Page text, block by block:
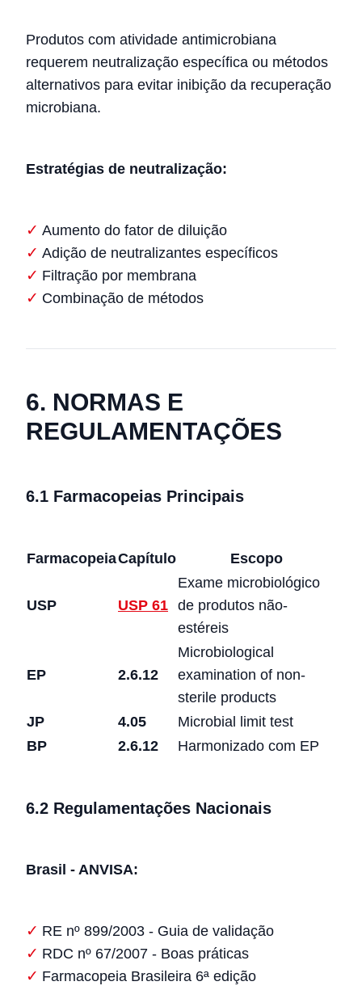
Produtos com atividade antimicrobiana
requerem neutralização específica ou métodos
alternativos para evitar inibição da recuperação
microbiana.
Estratégias de neutralização:
Aumento do fator de diluição
Adição de neutralizantes específicos
Filtração por membrana
Combinação de métodos
6. NORMAS E
REGULAMENTAÇÕES
6.1 Farmacopeias Principais
FarmacopeiaCapítulo Escopo
USP USP 61
Exame microbiológico
de produtos não-
estéreis
EP 2.6.12
Microbiological
examination of non-
sterile products
JP
4.05
Microbial limit test
BP
2.6.12 Harmonizado com EP
6.2 Regulamentações Nacionais
Brasil - ANVISA:
RE nº 899/2003 - Guia de validação
RDC nº 67/2007 - Boas práticas
Farmacopeia Brasileira 6ª edição